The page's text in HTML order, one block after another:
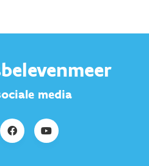
media